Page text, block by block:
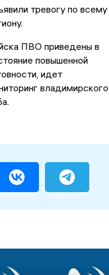
тревогу по всему
ПВО приведены в
повышенной
идет
владимирского